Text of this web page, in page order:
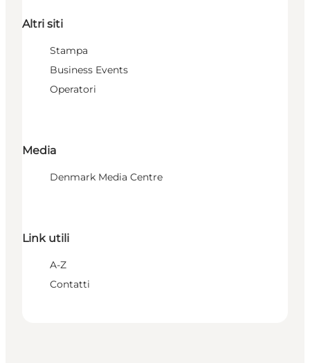
Altri siti
Stampa
Business Events
Operatori
Media
Denmark Media Centre
Link utili
A-Z
Contatti